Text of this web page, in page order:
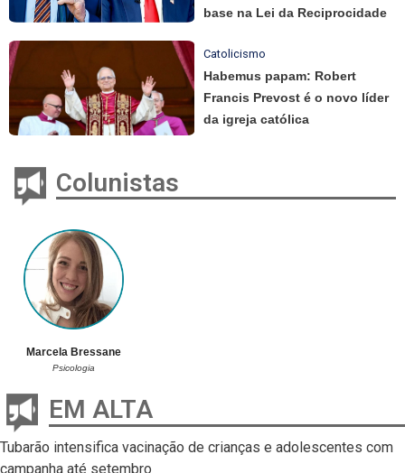
base na Lei da Reciprocidade
Catolicismo
Habemus papam: Robert
Francis Prevost é o novo líder
da igreja católica
Colunistas
Marcela Bressane
Psicologia
EM ALTA
Tubarão intensifica vacinação de crianças e adolescentes com
campanha até setembro